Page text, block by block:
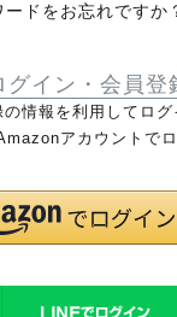
ードをお忘れですか
イン・会員登
情報を利用してログ
アカウントで